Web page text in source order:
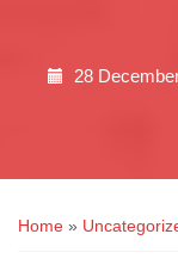
28
Home »